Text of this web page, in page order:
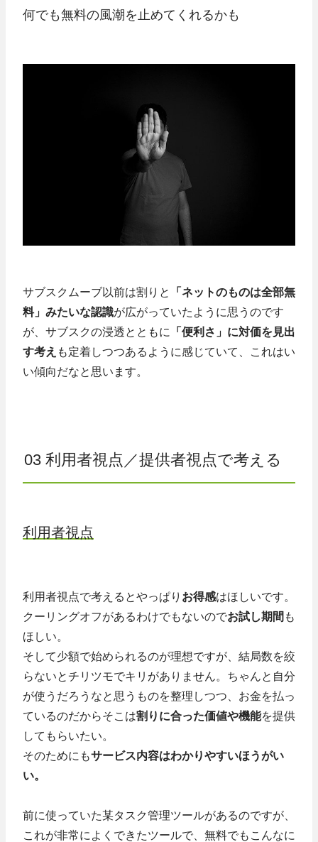
何でも無料の風潮を止めてくれるかも
サブスクムーブ以前は割りと
「ネットのものは全部無
料」みたいな認識が広がっていたように思うのです
が、サブスクの浸透とともに
「便利さ」に対価を見出
す考え も定着しつつあるように感じていて、これはい
い傾向だなと思います。
03 利用者視点／提供者視点で考える
利用者視点
利用者視点で考えるとやっぱり お得感はほしいです。
クーリングオフがあるわけでもないのでお試し期間 も
ほしい。
そして少額で始められるのが理想ですが、結局数を絞
らないとチリツモでキリがありません。ちゃんと自分
が使うだろうなと思うものを整理しつつ、お金を払っ
ているのだからそこは割りに合った価値や機能を提供
してもらいたい。
そのためにもサービス内容はわかりやすいほうがい
い。
前に使っていた某タスク管理ツールがあるのですが、
これが非常によくできたツールで、無料でもこんなに